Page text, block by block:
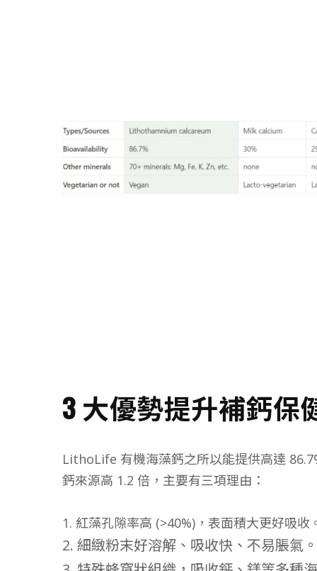
3 大優勢提升補鈣保
LithoLife 有機海藻鈣之所以能提供高達
鈣來源高 1.2 倍，主要有三項理由：
1. 紅藻孔隙率高 (>40%)，表面積大更好吸收
2. 細緻粉末好溶解、吸收快、不易脹氣。